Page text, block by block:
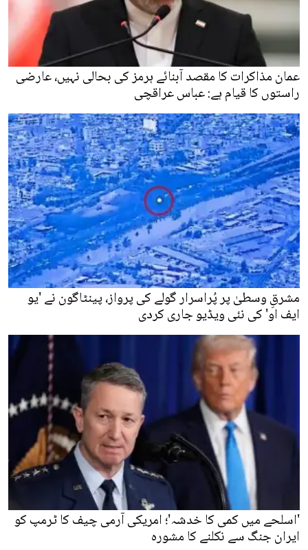
عمان مذاکرات کا مقصد آبنائے ہرمز کی بحالی نہیں، عارضی
راستوں کا قیام ہے: عباس عراقچی
مشرقِ وسطیٰ پر پُراسرار گولے کی پرواز، پینٹاگون نے 'یو
ایف او' کی نئی ویڈیو جاری کردی
'اسلحے میں کمی کا خدشہ'؛ امریکی آرمی چیف کا ٹرمپ کو
ایران جنگ سے نکلنے کا مشورہ